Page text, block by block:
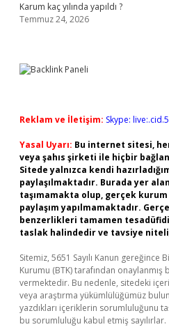
Karum kaç yılında yapıldı ?
Temmuz 24, 2026
Reklam ve İletişim: Skype:
Yasal Uyarı: Bu internet sitesi,
veya şahıs şirketi ile hiçbir
Sitede yalnızca kendi
paylaşılmaktadır. Burada yer
taşımamakta olup, gerçek
paylaşım yapılmamaktadır.
benzerlikleri tamamen
taslak halindedir ve tavsiye
Sitemiz, 5651 Sayılı Kanun
Kurumu (BTK) tarafından onaylanmış
vermektedir. Bu nedenle, sitedeki
veya araştırma yükümlülüğümüz
yazdıkları içeriklerin sorumluluğunu
bu sorumluluğu kabul etmiş sayılırlar.